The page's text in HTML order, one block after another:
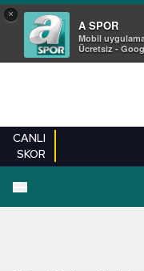
×
A SPOR
Mobil
Ücretsiz -
CANLI
SKOR